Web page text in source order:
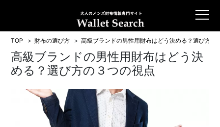
TOP 財布の選び方 高級ブランドの男性用財布はどう決める？選び方の
高級ブランドの男性用財布はどう決
める？選び方の３つの視点